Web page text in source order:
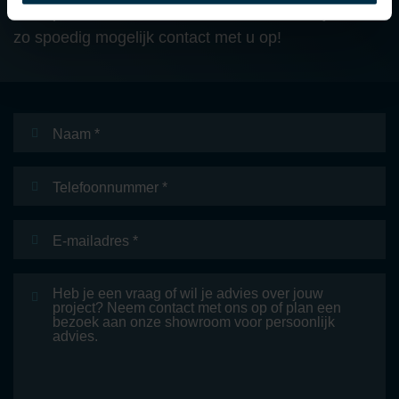
zo spoedig mogelijk contact met u op!
mailadres *